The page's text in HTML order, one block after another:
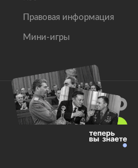
Правовая информация
Мини-игры
права защищены.